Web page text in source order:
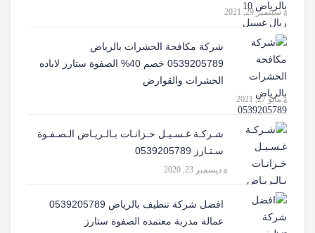
سبتمبر 29, 2021
شركة مكافحة الحشرات بالرياض
0539205789 خصم 40% الصفوة ستارز لاباده
الحشرات والقوارض
مايو 27, 2021
شـركـة غـسـيـل خـزانـات بـالـريـاض الـصـفـوة
سـتـارز 0539205789
ديسمبر 23, 2020
افضل شركة تنظيف بالرياض 0539205789
عمالة مدربة معتمده الصفوة ستارز